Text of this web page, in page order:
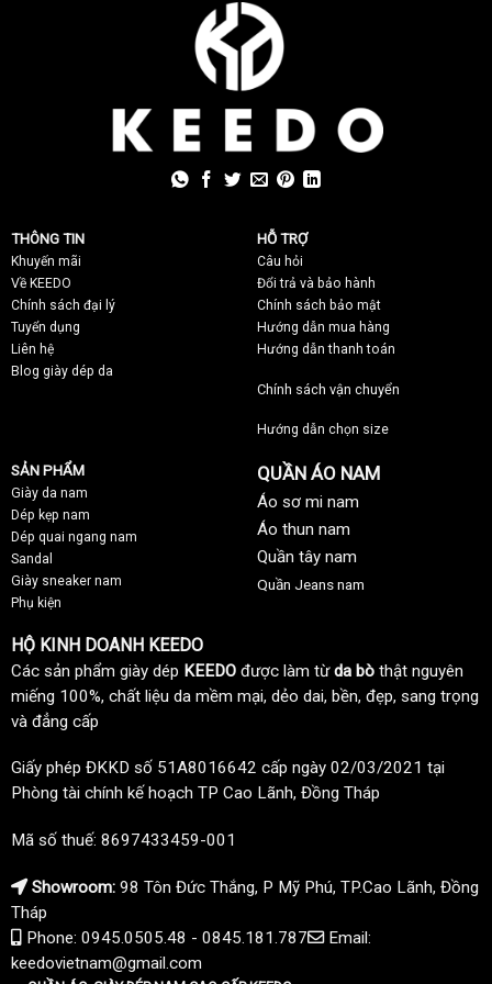
THÔNG TIN
Khuyến mãi
Về KEEDO
Chính sách đại lý
Tuyển dụng
Liên hệ
Blog giày dép da
HỖ TRỢ
Câu hỏi
Đổi trả và bảo hành
Chính sách bảo mật
Hướng dẫn mua hàng
Hướng dẫn thanh toán
Chính sách vận chuyển
Hướng dẫn chọn size
SẢN PHẨM
Giày da nam
Dép kẹp nam
Dép quai ngang nam
Sandal
Giày sneaker nam
Phụ kiện
QUẦN ÁO NAM
Áo sơ mi nam
Áo thun nam
Quần tây nam
Quần Jeans nam
HỘ KINH DOANH KEEDO
Các sản phẩm giày dép KEEDO được làm từda bò thật nguyên
miếng 100%, chất liệu da mềm mại, dẻo dai, bền, đẹp, sang trọng
và đẳng cấp
Giấy phép ĐKKD số 51A8016642 cấp ngày 02/03/2021 tại
Phòng tài chính kế hoạch TP Cao Lãnh, Đồng Tháp
Mã số thuế: 8697433459-001
Showroom: 98 Tôn Đức Thắng, P Mỹ Phú, TP.Cao Lãnh, Đồng
Tháp
Phone: 0945.0505.48 - 0845.181.787
Email:
keedovietnam@gmail.com